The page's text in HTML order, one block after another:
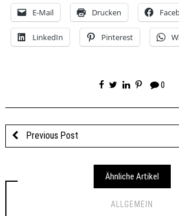
E-Mail Drucken
LinkedIn Pinterest
0
Previous Post
Ähnliche Artikel
ALLGEMEIN